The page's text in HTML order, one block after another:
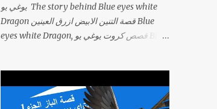
يوغي يو The story behind Blue eyes white
Dragon قصة التنين الابيض ازرق العينين Blue
eyes white Dragon, قصص كروت يوغي يو Blue